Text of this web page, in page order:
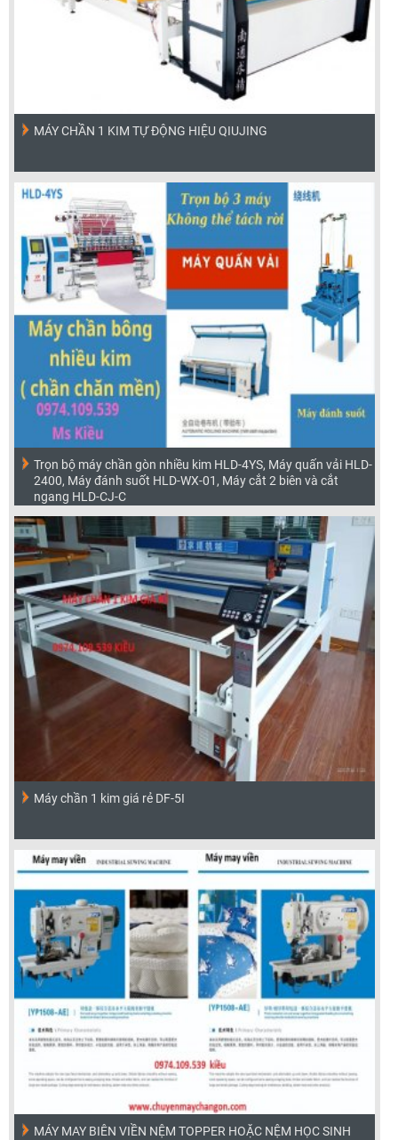
MÁY CHẦN 1 KIM TỰ ĐỘNG HIỆU QIUJING
Trọn bộ máy chần gòn nhiều kim HLD-4YS, Máy quấn vải HLD-
2400, Máy đánh suốt HLD-WX-01, Máy cắt 2 biên và cắt
ngang HLD-CJ-C
Máy chần 1 kim giá rẻ DF-5I
MÁY MAY BIÊN VIỀN NỆM TOPPER HOẶC NỆM HỌC SINH